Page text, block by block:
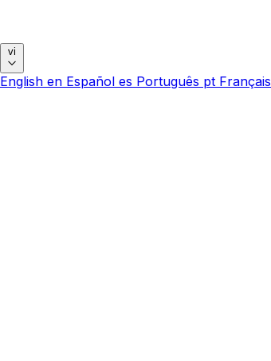
vi
English en Español es Português pt Français